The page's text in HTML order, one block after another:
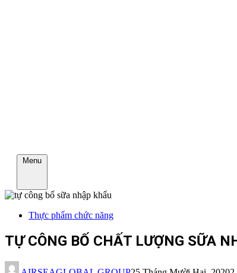
Menu
Thực phẩm chức năng
TỰ CÔNG BỐ CHẤT LƯỢNG SỮA